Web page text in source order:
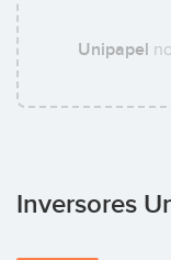
Unipapel
Inversores